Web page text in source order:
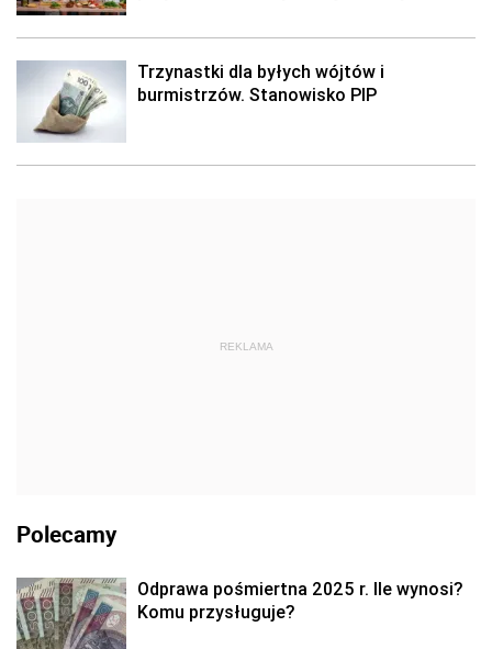
Trzynastki dla byłych wójtów i
burmistrzów. Stanowisko PIP
REKLAMA
Polecamy
Odprawa pośmiertna 2025 r. Ile wynosi?
Komu przysługuje?